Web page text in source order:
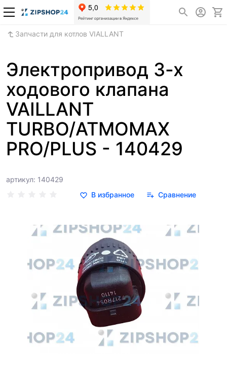
Запчасти для котлов VIALLANT
Электропривод 3-х
ходового клапана
VAILLANT
TURBO/ATMOMAX
PRO/PLUS - 140429
артикул: 140429
В избранное
Сравнение